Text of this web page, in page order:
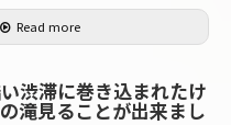
Read more
渋滞に巻き込まれたけ
滝見ることが出来まし